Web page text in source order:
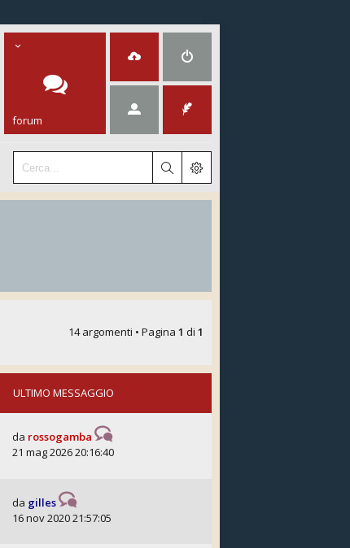
forum
14 argomenti • Pagina 1 di 1
ULTIMO MESSAGGIO
da rossogamba
21 mag 2026 20:16:40
da gilles
16 nov 2020 21:57:05